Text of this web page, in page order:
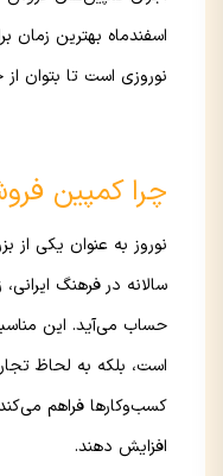
اسفندماه بهترین زمان
نوروزی است تا بتوان از
چرا کمپین
نوروز به عنوان یکی از
سالانه در فرهنگ
حساب می‌آید. این
است، بلکه به لحاظ
کسب‌وکارها فراهم
افزایش دهند.